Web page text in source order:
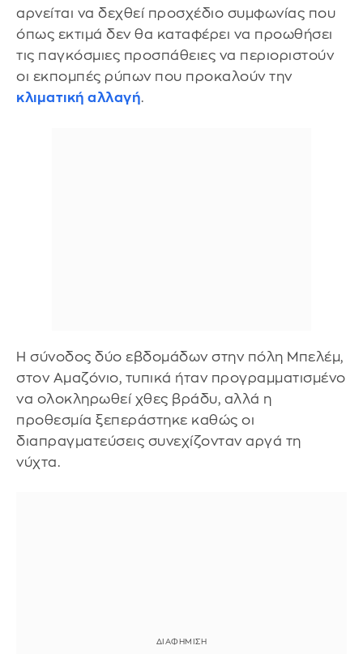
αρνείται να δεχθεί προσχέδιο συμφωνίας που
όπως εκτιμά δεν θα καταφέρει να προωθήσει
τις παγκόσμιες προσπάθειες να περιοριστούν
οι εκπομπές ρύπων που προκαλούν την
κλιματική αλλαγή.
Η σύνοδος δύο εβδομάδων στην πόλη Μπελέμ,
στον Αμαζόνιο, τυπικά ήταν προγραμματισμένο
να ολοκληρωθεί χθες βράδυ, αλλά η
προθεσμία ξεπεράστηκε καθώς οι
διαπραγματεύσεις συνεχίζονταν αργά τη
νύχτα.